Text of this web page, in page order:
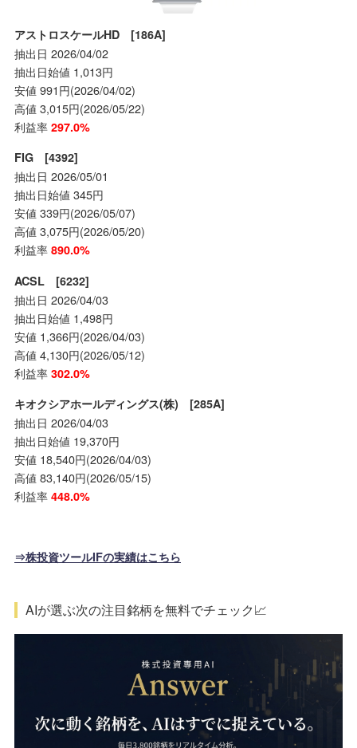
アストロスケールHD [186A]
抽出日 2026/04/02
抽出日始値 1,013円
安値 991円(2026/04/02)
高値 3,015円(2026/05/22)
利益率 297.0%
FIG [4392]
抽出日 2026/05/01
抽出日始値 345円
安値 339円(2026/05/07)
高値 3,075円(2026/05/20)
利益率 890.0%
ACSL [6232]
抽出日 2026/04/03
抽出日始値 1,498円
安値 1,366円(2026/04/03)
高値 4,130円(2026/05/12)
利益率 302.0%
キオクシアホールディングス(株) [285A]
抽出日 2026/04/03
抽出日始値 19,370円
安値 18,540円(2026/04/03)
高値 83,140円(2026/05/15)
利益率 448.0%
⇒株投資ツールIFの実績はこちら
AIが選ぶ次の注目銘柄を無料でチェック📈